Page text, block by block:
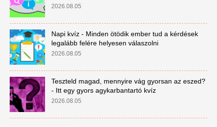
2026.08.05
Napi kvíz - Minden ötödik ember tud a kérdések
legalább felére helyesen válaszolni
2026.08.05
Teszteld magad, mennyire vág gyorsan az eszed?
- Itt egy gyors agykarbantartó kvíz
2026.08.05